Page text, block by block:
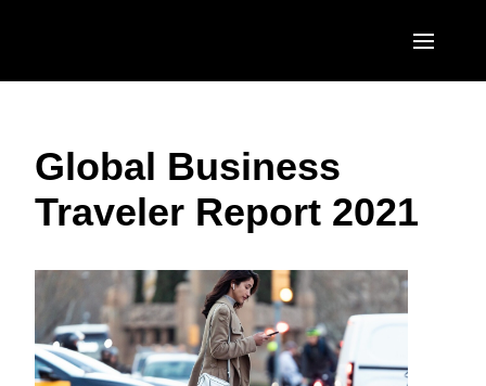
United States (English)
Canada (English)
México (Español)
Brasil (Português)
EUROPE
United Kingdom (English)
Deutschland (Deutsch)
Italia (Italiano)
ASIA PACIFIC
Australia (English)
India (English)
日本（日本語)
Global Business
Traveler Report 2021